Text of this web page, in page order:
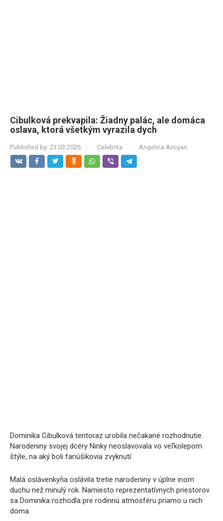
Cibulková prekvapila: Žiadny palác, ale domáca
oslava, ktorá všetkým vyrazila dych
Published by: 23.03.2026 Celebrita Angelina Avoyan
Dominika Cibulková tentoraz urobila nečakané rozhodnutie.
Narodeniny svojej dcéry Ninky neoslavovala vo veľkolepom
štýle, na aký boli fanúšikovia zvyknutí.
Malá oslávenkyňa oslávila tretie narodeniny v úplne inom
duchu než minulý rok. Namiesto reprezentatívnych priestorov
sa Dominika rozhodla pre rodinnú atmosféru priamo u nich
doma.